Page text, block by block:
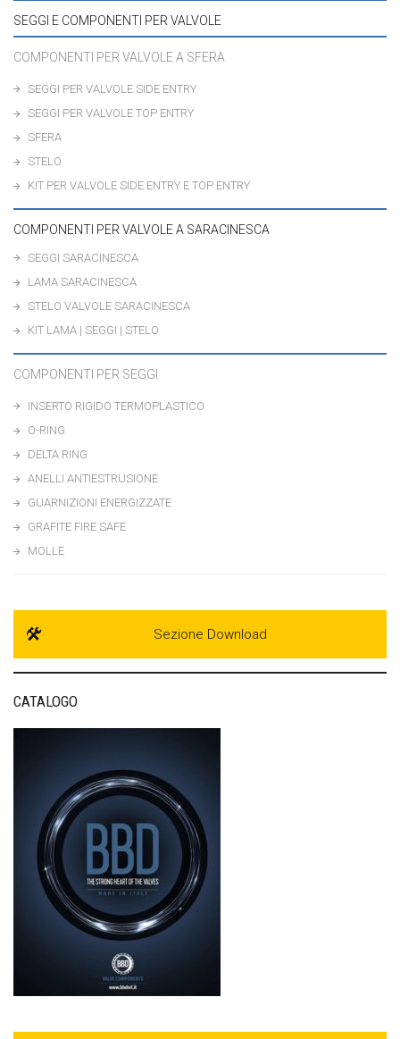
SEGGI E COMPONENTI PER VALVOLE
COMPONENTI PER VALVOLE A SFERA
SEGGI PER VALVOLE SIDE ENTRY
SEGGI PER VALVOLE TOP ENTRY
SFERA
STELO
KIT PER VALVOLE SIDE ENTRY E TOP ENTRY
COMPONENTI PER VALVOLE A SARACINESCA
SEGGI SARACINESCA
LAMA SARACINESCA
STELO VALVOLE SARACINESCA
KIT LAMA | SEGGI | STELO
COMPONENTI PER SEGGI
INSERTO RIGIDO TERMOPLASTICO
O-RING
DELTA RING
ANELLI ANTIESTRUSIONE
GUARNIZIONI ENERGIZZATE
GRAFITE FIRE SAFE
MOLLE
Sezione Download
CATALOGO